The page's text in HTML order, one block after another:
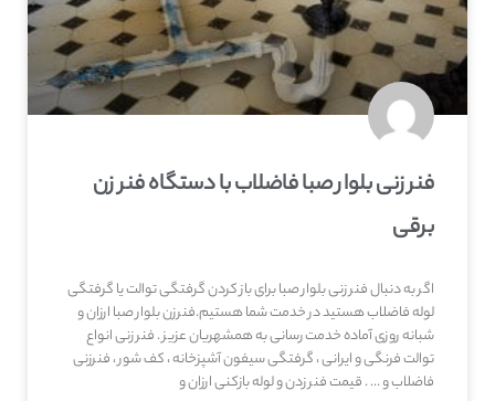
فنر زنی بلوار صبا فاضلاب با دستگاه فنر زن
برقی
اگر به دنبال فنر زنی بلوار صبا برای باز کردن گرفتگی توالت یا گرفتگی
لوله فاضلاب هستید در خدمت شما هستیم.فنرزن بلوار صبا ارزان و
شبانه روزی آماده خدمت رسانی به همشهریان عزیز . فنر زنی انواع
توالت فرنگی و ایرانی ، گرفتگی سیفون آشپزخانه ، کف شور ، فنرزنی
فاضلاب و … . قیمت فنر زدن و لوله بازکنی ارزان و